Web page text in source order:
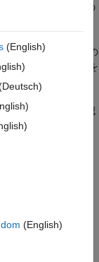
をコピーして既存の
ド ジェネレーターの
て使用できることを
行われることを確認
をユーザーに伝えま
(English)
(English)